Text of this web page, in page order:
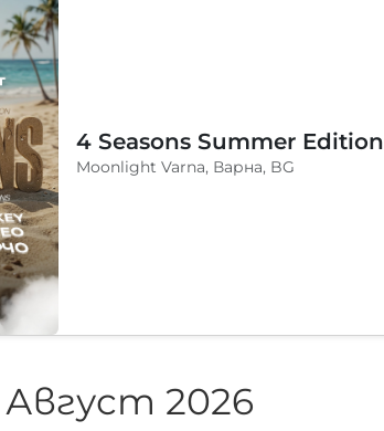
4 Seasons Summer Edition
Moonlight Varna, Варна, BG
2026